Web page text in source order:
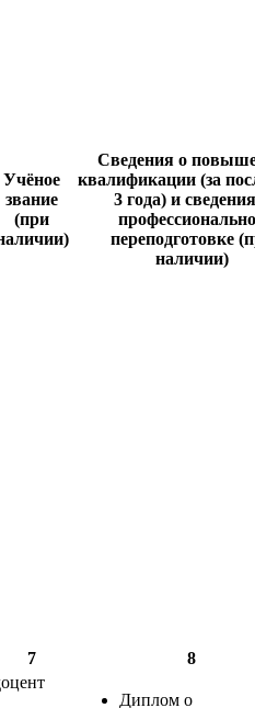
Учёное
звание
(при
Сведения о
квалификации (за
3 года) и
переподготовке
наличии)
7 8
Диплом о